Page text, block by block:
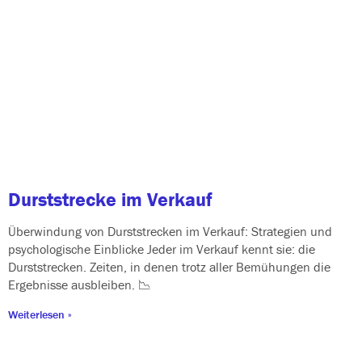
Durststrecke im Verkauf
Überwindung von Durststrecken im Verkauf: Strategien und
psy­cho­lo­gi­sche Einblicke Jeder im Verkauf kennt sie: die
Durststrecken. Zeiten, in denen trotz aller Bemühungen die
Ergebnisse ausbleiben. 📉
Weiterlesen »